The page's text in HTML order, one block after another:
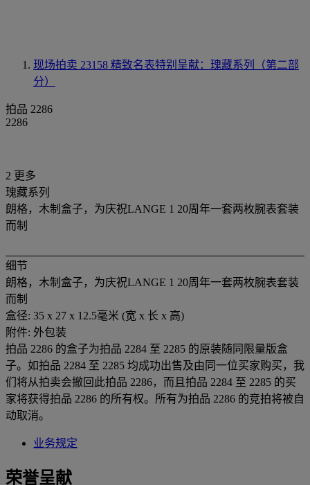
现场拍卖 23158 精致名表特别呈献：瑰藏系列（第二部
分）
拍品 2286
2286
2 更多
瑰藏系列
朗格，木制盒子，为庆祝LANGE 1 20周年一套两枚腕表套装
而制
细节
朗格，木制盒子，为庆祝LANGE 1 20周年一套两枚腕表套装
而制
盒径: 35 x 27 x 12.5毫米 (宽 x 长 x 高)
附件: 外包装
拍品 2286 的盒子为拍品 2284 至 2285 的原装随同限量版盒
子。如拍品 2284 至 2285 均成功出售及由同一位买家购买，我
们将从拍卖会撤回此拍品 2286，而且拍品 2284 至 2285 的买
家将获得拍品 2286 的所有权。所有为拍品 2286 的竞拍将被自
动取消。
业务规定
荣誉呈献